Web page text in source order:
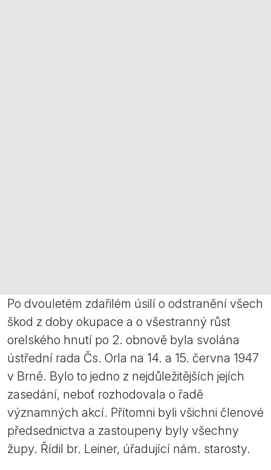
Po dvouletém zdařilém úsilí o odstranění všech
škod z doby okupace a o všestranný růst
orelského hnutí po 2. obnově byla svolána
ústřední rada Čs. Orla na 14. a 15. června 1947
v Brně. Bylo to jedno z nejdůležitějších jejích
zasedání, neboť rozhodovala o řadě
významných akcí. Přítomni byli všichni členové
předsednictva a zastoupeny byly všechny
župy. Řídil br. Leiner, úřadující nám. starosty.